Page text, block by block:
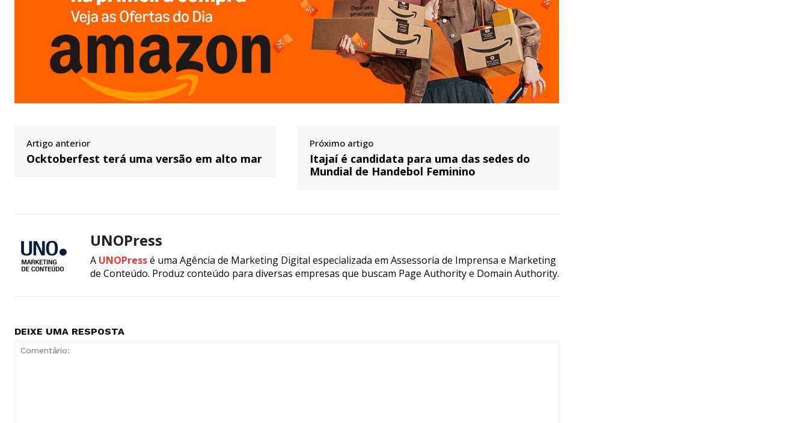
Artigo anterior
Ocktoberfest terá uma versão em alto mar
Próximo artigo
Itajaí é candidata para uma das sedes do
Mundial de Handebol Feminino
UNOPress
A UNOPressé uma Agência de Marketing Digital especializada em Assessoria de Imprensa e Marketing
de Conteúdo. Produz conteúdo para diversas empresas que buscam Page Authority e Domain Authority.
DEIXE UMA RESPOSTA